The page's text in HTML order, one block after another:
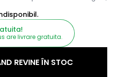
are livrare gratuita.
REVINE ÎN STOC